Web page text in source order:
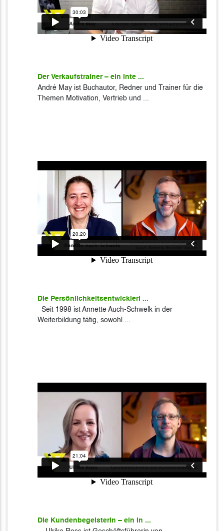
Der Verkaufstrainer – ein Inte ...
André May ist Buchautor, Redner und Trainer für die
Themen Motivation, Vertrieb und ...
Die Persönlichkeitsentwickleri ...
Seit 1998 ist Annette Auch-Schwelk in der
Weiterbildung tätig, sowohl ...
Die Kundenbegeisterin – ein In ...